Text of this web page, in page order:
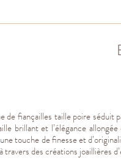
de fiançailles taille poire séduit
brillant et l’élégance
touche de finesse et
travers des créations joaillières